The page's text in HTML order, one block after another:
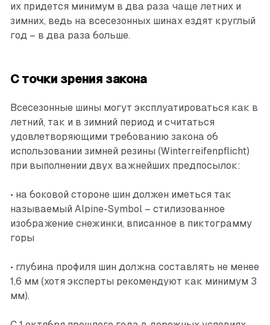
их придется минимум в два раза чаще летних и
зимних, ведь на всесезонных шинах ездят круг­лый
год – в два раза больше.
С точки зрения закона
Всесезонные шины могут эксплуатироваться как в
летний, так и в зимний период и считаться
удовлетворяющими требованию закона об
использовании зимней резины (Winterreifenpflicht)
при выполнении двух важнейших предпосылок:
• на боковой стороне шин должен иметься так
называемый Alpine-Symbol – стилизованное
изображение снежинки, вписанное в пиктограмму
горы
• глубина профиля шин должна составлять не менее
1,6 мм (хотя эксперты рекомендуют как минимум 3
мм).